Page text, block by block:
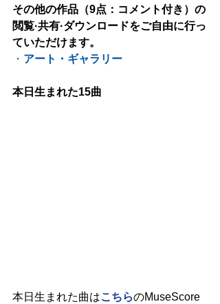
その他の作品（9点：コメント付き）の
閲覧·共有·ダウンロードをご自由に行っ
ていただけます。
・ アート・ギャラリー
本日生まれた15曲
本日生まれた曲はこちらのMuseScore